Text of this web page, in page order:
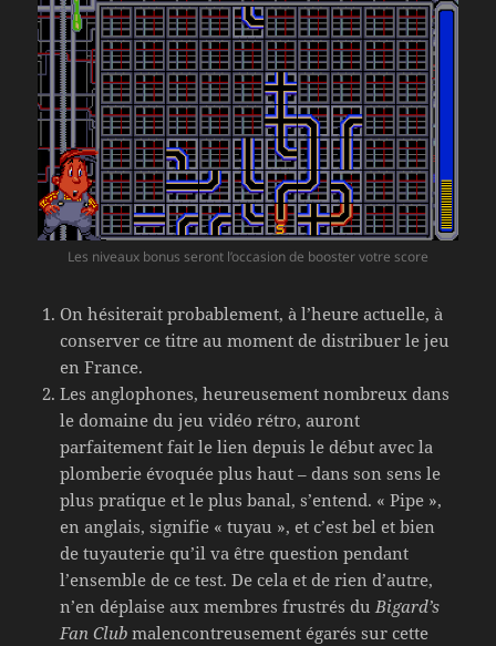
Les niveaux bonus seront l’occasion de booster votre score
On hésiterait probablement, à l’heure actuelle, à
conserver ce titre au moment de distribuer le jeu
en France.
Les anglophones, heureusement nombreux dans
le domaine du jeu vidéo rétro, auront
parfaitement fait le lien depuis le début avec la
plomberie évoquée plus haut – dans son sens le
plus pratique et le plus banal, s’entend. « Pipe »,
en anglais, signifie « tuyau », et c’est bel et bien
de tuyauterie qu’il va être question pendant
l’ensemble de ce test. De cela et de rien d’autre,
n’en déplaise aux membres frustrés du Bigard’s
Fan Club malencontreusement égarés sur cette